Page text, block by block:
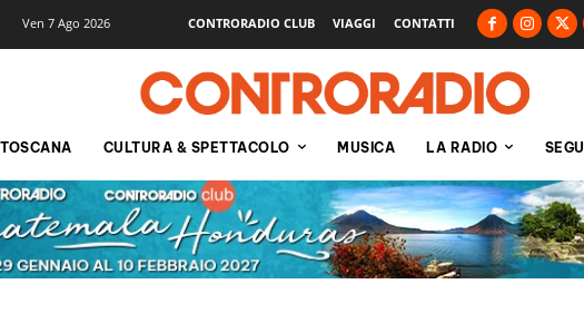
Ven 7 Ago 2026 CONTRORADIO CLUB VIAGGI CONTATTI
TOSCANA CULTURA & SPETTACOLO MUSICA LA RADIO